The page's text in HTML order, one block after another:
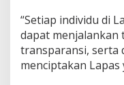
“Setiap individu di
dapat menjalankan
transparansi, serta
menciptakan Lapas